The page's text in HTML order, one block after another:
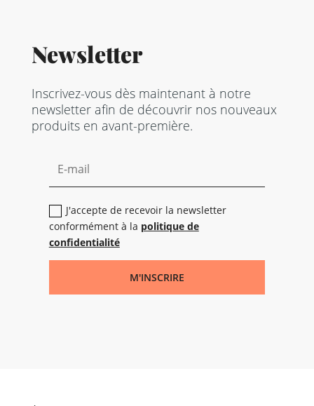
Newsletter
Inscrivez-vous dès maintenant à notre
newsletter afin de découvrir nos nouveaux
produits en avant-première.
J'accepte de recevoir la newsletter
conformément à la politique de
confidentialité
M'INSCRIRE